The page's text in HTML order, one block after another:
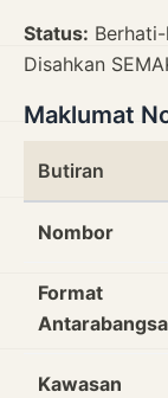
Status:
Disahkan
Maklumat
Butiran
Nombor
Format
Antarabangsa
Kawasan